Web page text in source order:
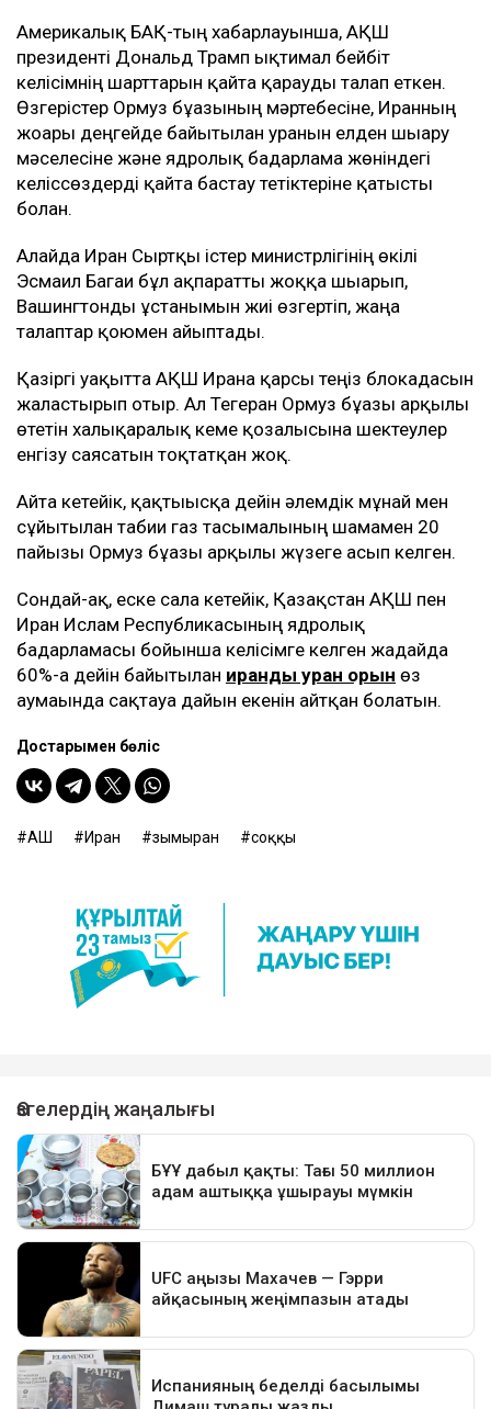
Америкалық БАҚ-тың хабарлауынша, АҚШ
президенті Дональд Трамп ықтимал бейбіт
келісімнің шарттарын қайта қарауды талап еткен.
Өзгерістер Ормуз бұғазының мәртебесіне, Иранның
жоғары деңгейде байытылған уранын елден шығару
мәселесіне және ядролық бағдарлама жөніндегі
келіссөздерді қайта бастау тетіктеріне қатысты
болған.
Алайда Иран Сыртқы істер министрлігінің өкілі
Эсмаил Багаи бұл ақпаратты жоққа шығарып,
Вашингтонды ұстанымын жиі өзгертіп, жаңа
талаптар қоюмен айыптады.
Қазіргі уақытта АҚШ Иранға қарсы теңіз блокадасын
жалғастырып отыр. Ал Тегеран Ормуз бұғазы арқылы
өтетін халықаралық кеме қозғалысына шектеулер
енгізу саясатын тоқтатқан жоқ.
Айта кетейік, қақтығысқа дейін әлемдік мұнай мен
сұйытылған табиғи газ тасымалының шамамен 20
пайызы Ормуз бұғазы арқылы жүзеге асып келген.
Сондай-ақ, еске сала кетейік, Қазақстан АҚШ пен
Иран Ислам Республикасының ядролық
бағдарламасы бойынша келісімге келген жағдайда
60%-ға дейін байытылған ирандық уран қорын өз
аумағында сақтауға дайын екенін айтқан болатын.
Достарыңмен бөліс
АҚШ Иран зымыран соққы